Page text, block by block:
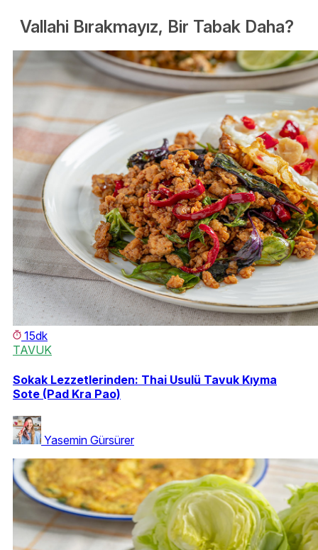
Vallahi Bırakmayız, Bir Tabak Daha?
15dk
TAVUK
Sokak Lezzetlerinden: Thai Usulü Tavuk Kıyma
Sote (Pad Kra Pao)
Yasemin Gürsürer